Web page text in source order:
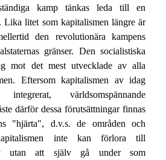
kamp tänkas leda till en
Lika litet som kapitalismen längre är
den revolutionära kampens
gränser. Den socialistiska
mot det mest utvecklade av alla
Eftersom kapitalismen av idag
världsomspännande
därför dessa förutsättningar finnas
"hjärta", d.v.s. de områden och
inte kan förlora till
utan att själv gå under som